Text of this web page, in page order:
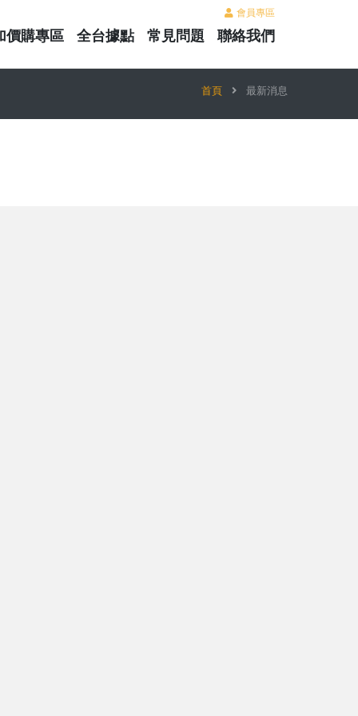
會員專區
價購專區 全台據點 常見問題 聯絡我們
首頁 最新消息